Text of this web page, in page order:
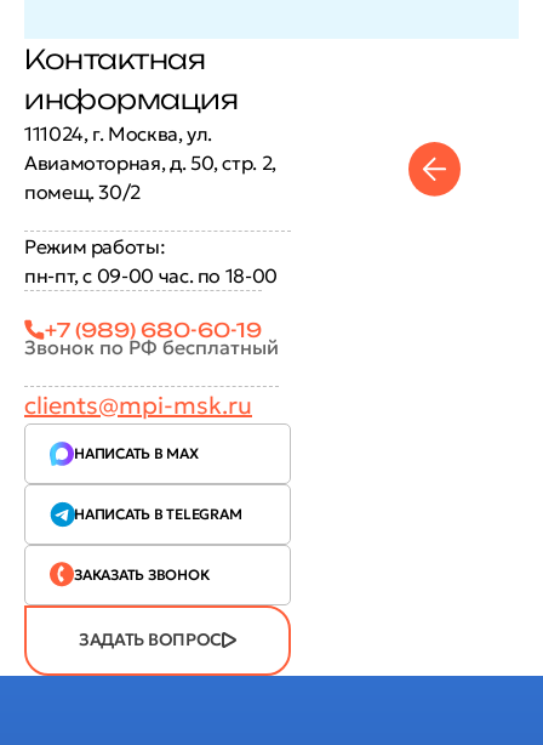
Контактная
информация
111024, г. Москва, ул.
Авиамоторная, д. 50, стр. 2,
помещ. 30/2
Режим работы:
пн-пт, с 09-00 час. по 18-00
+7 (989) 680-60-19
Звонок по РФ бесплатный
clients@mpi-msk.ru
НАПИСАТЬ В MAX
НАПИСАТЬ В TELEGRAM
ЗАКАЗАТЬ ЗВОНОК
ЗАДАТЬ ВОПРОС